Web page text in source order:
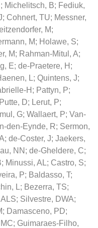
; Michelitsch, B; Fediuk,
; Cohnert, TU; Messner,
M;
M; Holawe, S;
M; Rahman-Mitul, A;
E; de-Praetere, H ;
L; Quintens, J;
H ; Pattyn, P;
D; Lerut, P;
G; Wallaert, P; Van-
den-Eynde, R; Sermon,
; de-Coster, J; Jaekers,
NN ; de-Gheldere, C;
; Minussi, AL; Castro, S;
P; Baldasso, T;
L; Bezerra, TS;
; Silvestre, DWA;
; Damasceno, PD;
; Guimaraes-Filho,